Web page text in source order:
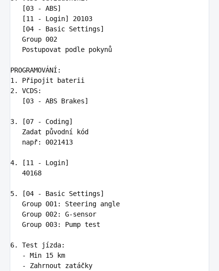
   [03 - ABS]
   [11 - Login] 20103
   [04 - Basic Settings]
   Group 002
   Postupovat podle pokynů
1.
2.
VCDS:
   [03 - ABS Brakes]
3.
[07 - Coding]
   Zadat původní kód
   např: 0021413
4.
[11 - Login]
   40168
5.
[04 - Basic Settings]
   Group 001: Steering angle
   Group 002: G-sensor
   Group 003: Pump test
6.
   -
   -